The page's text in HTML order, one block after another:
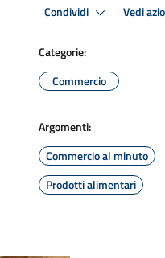
Condividi Vedi
Categorie:
Commercio
Argomenti:
Commercio al minuto
Prodotti alimentari